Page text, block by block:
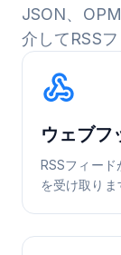
JSON、
介してRSS
ウェブフ
RSSフィー
を受け取りま